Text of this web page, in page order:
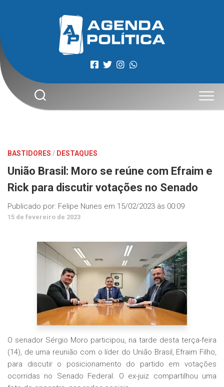
BASTIDORES / DESTAQUES
União Brasil: Moro se reúne com Efraim e
Rick para discutir votações no Senado
Publicado por: Felipe Nunes em 15/02/2023 às 00:09
15 de fevereiro de 2023
O senador Sérgio Moro participou, na tarde desta terça-feira
(14), de uma reunião com o líder do União Brasil, Efraim Filho,
para discutir o posicionamento do partido em votações
ocorridas no Senado Federal. O ex-juiz compartilhou uma